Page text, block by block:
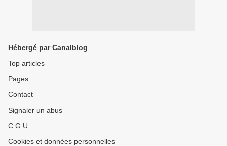
Hébergé par Canalblog
Top articles
Pages
Contact
Signaler un abus
C.G.U.
Cookies et données personnelles